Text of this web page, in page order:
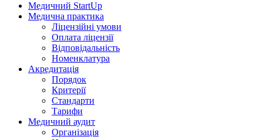
Медичний StartUp
Медична практика
Ліцензійні умови
Оплата ліцензії
Відповідальність
Номенклатура
Акредитація
Порядок
Критерії
Стандарти
Тарифи
Медичний аудит
Організація